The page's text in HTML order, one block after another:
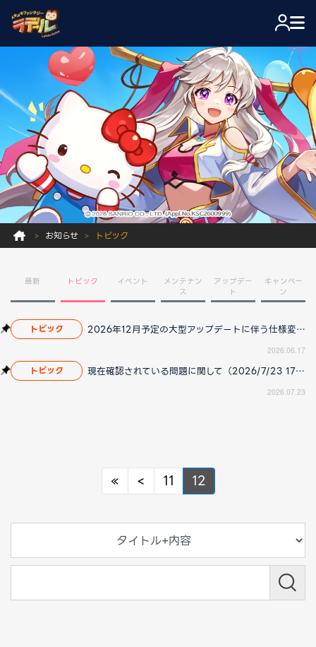
お知らせ トピック
最新 トピック イベント
メンテナン
ス
アップデー
ト
キャンペー
ン
トピック 2026年12月予定の大型アップデートに伴う仕様変更のお知らせ
2026.06.17
トピック 現在確認されている問題に関して（2026/7/23 17:00更新）
2026.07.23
«Previous
< Previous
11 12